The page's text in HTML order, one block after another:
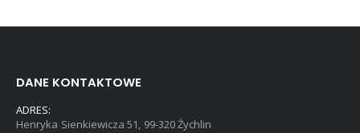
DANE KONTAKTOWE
ADRES:
Henryka Sienkiewicza 51, 99-320 Żychlin